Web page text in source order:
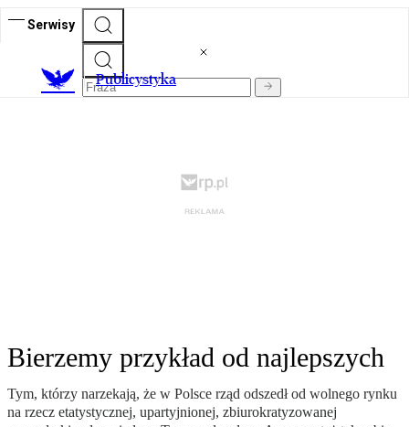
Serwisy
Publicystyka
Bierzemy przykład od najlepszych
Tym, którzy narzekają, że w Polsce rząd odszedł od wolnego rynku
na rzecz etatystycznej, upartyjnionej, zbiurokratyzowanej